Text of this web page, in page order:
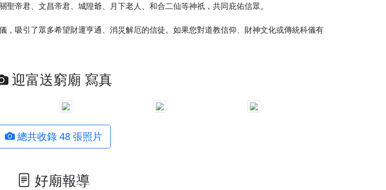
帝君、文昌帝君、城隍爺、月下老人、和合二仙等神祇，共同庇佑信眾。
吸引了眾多希望財運亨通、消災解厄的信徒。如果您對道教信仰、財神文化或傳統科儀有
迎富送窮廟 寫真
總共收錄 48 張照片
好廟報導